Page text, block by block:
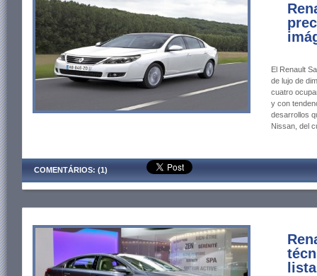
El Renault
de lujo de
cuatro
y con
desarrollos
Nissan, del
COMENTÁRIOS: (1)